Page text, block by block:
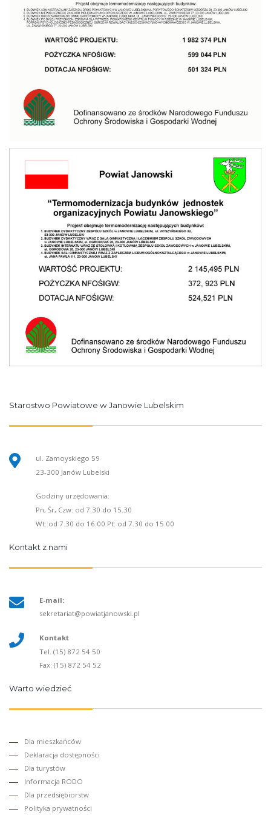
Starostwo Powiatowe w Janowie Lubelskim
ul. Zamoyskiego 59
23-300 Janów Lubelski
Godziny urzędowania:
Pn, Śr, Czw: od 7.30 do 15.30
Wt: od 7.30 do 16.00 Pt: od 7.30 do 15.00
Kontakt z nami
E-mail:
sekretariat@powiatjanowski.pl
Kontakt
Tel. (15) 872 54 50
Fax: (15) 872 54 52
Warto wiedzieć
Dla mieszkańców
Deklaracja dostępności
Dla turystów
Informacja RODO
Dla przedsiębiorstw
Polityka prywatności